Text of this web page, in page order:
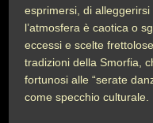
esprimersi, di alleggerirsi
l’atmosfera è caotica o
eccessi e scelte
tradizioni della Smorfia,
fortunosi alle “serate
come specchio culturale.